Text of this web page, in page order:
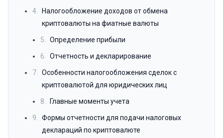
4.
Налогообложение доходов от обмена
криптовалюты на фиатные валюты
5. Определение прибыли
6. Отчетность и декларирование
7.
Особенности налогообложения сделок с
криптовалютой для юридических лиц
8. Главные моменты учета
9.
Формы отчетности для подачи налоговых
деклараций по криптовалюте